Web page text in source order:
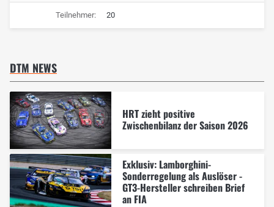
Teilnehmer: 20
DTM NEWS
HRT zieht positive
Zwischenbilanz der Saison 2026
Exklusiv: Lamborghini-
Sonderregelung als Auslöser -
GT3-Hersteller schreiben Brief
an FIA